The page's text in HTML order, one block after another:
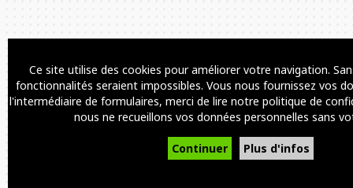
Ce site utilise des cookies pour améliorer votre navigation.
fonctionnalités seraient impossibles. Vous nous fournissez vos
l'intermédiaire de formulaires, merci de lire notre politique de
nous ne recueillons vos données personnelles sans
Continuer Plus d'infos